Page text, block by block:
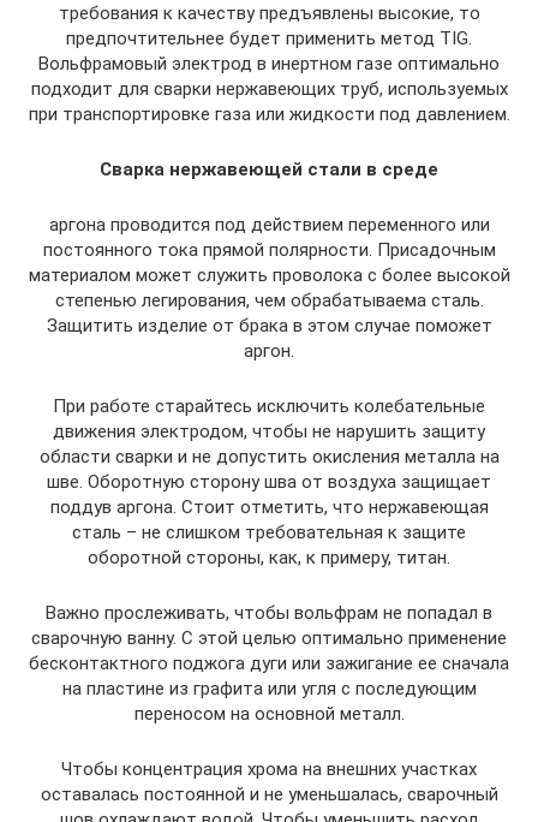
требования к качеству предъявлены высокие, то
предпочтительнее будет применить метод TIG.
Вольфрамовый электрод в инертном газе оптимально
подходит для сварки нержавеющих труб, используемых
при транспортировке газа или жидкости под давлением.
Сварка нержавеющей стали в среде
аргона проводится под действием переменного или
постоянного тока прямой полярности. Присадочным
материалом может служить проволока с более высокой
степенью легирования, чем обрабатываема сталь.
Защитить изделие от брака в этом случае поможет
аргон.
При работе старайтесь исключить колебательные
движения электродом, чтобы не нарушить защиту
области сварки и не допустить окисления металла на
шве. Оборотную сторону шва от воздуха защищает
поддув аргона. Стоит отметить, что нержавеющая
сталь – не слишком требовательная к защите
оборотной стороны, как, к примеру, титан.
Важно прослеживать, чтобы вольфрам не попадал в
сварочную ванну. С этой целью оптимально применение
бесконтактного поджога дуги или зажигание ее сначала
на пластине из графита или угля с последующим
переносом на основной металл.
Чтобы концентрация хрома на внешних участках
оставалась постоянной и не уменьшалась, сварочный